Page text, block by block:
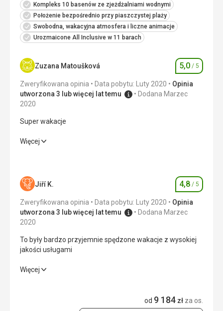
Kompleks 10 basenów ze zjeżdżalniami wodnymi
Położenie bezpośrednio przy piaszczystej plaży
Swobodna, wakacyjna atmosfera i liczne animacje
Urozmaicone All Inclusive w 11 barach
Zuzana Matoušková Ocena
5,0 / 5
Zweryfikowana opinia Data pobytu: Luty 2020
Opinia
utworzona 3 lub więcej lat temu
Dodana Marzec
2020
Super wakacje
Super wakacje
Zakwaterowanie 5,0/ 5
Okolica 5,0
Usługi
Cena 5,0/ 5
Plaża
Więcej
Jiří K. Ocena
4,8 / 5
Zweryfikowana opinia Data pobytu: Luty 2020
Opinia
utworzona 3 lub więcej lat temu
Dodana Marzec
2020
To były bardzo przyjemnie spędzone wakacje z wysokiej
jakości usługami
To były bardzo przyjemnie spędzone wakacje z wysokiej
4,0 / 5
Więcej
od 9 184 zł za os.